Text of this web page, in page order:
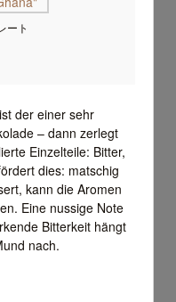
ート
der einer sehr
– dann zerlegt
Einzelteile: Bitter,
dies: matschig
kann die Aromen
Eine nussige Note
Bitterkeit hängt
nach.